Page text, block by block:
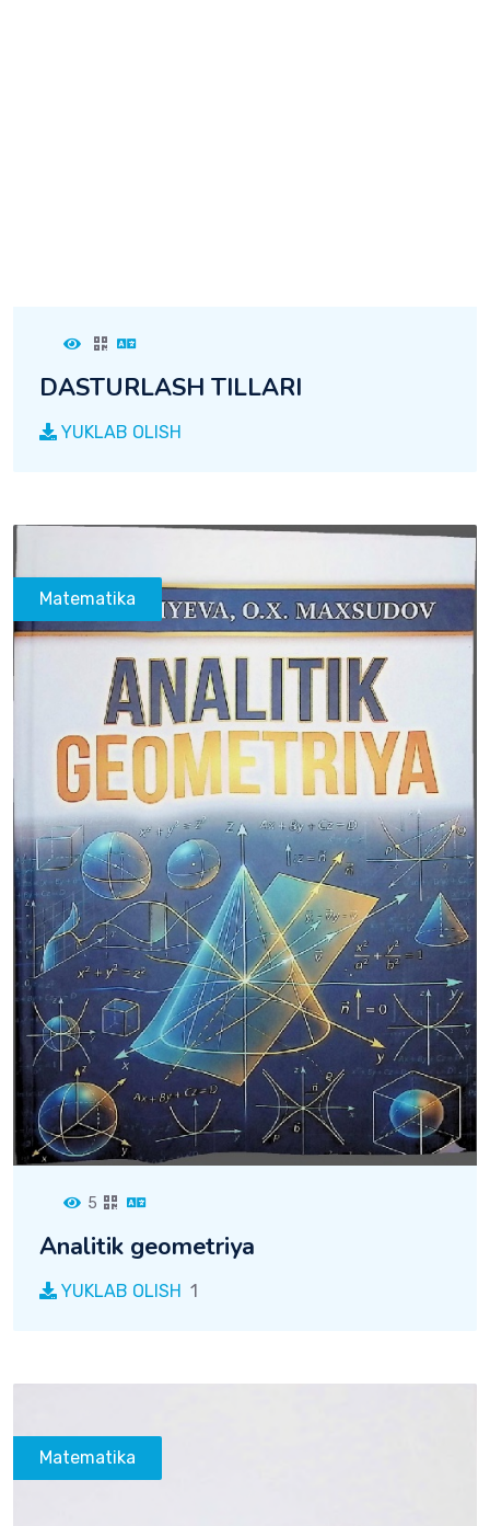
DАSTURLАSH TILLARI
YUKLAB OLISH
Matematika
5
Analitik geometriya
YUKLAB OLISH 1
Matematika